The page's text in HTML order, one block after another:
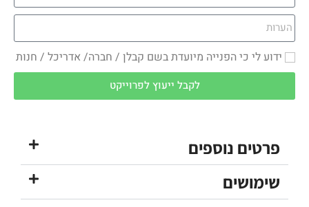
ידוע לי כי הפנייה מיועדת בשם קבלן / חברה/ אדריכל / חנות
לקבל ייעוץ לפרוייקט
פרטים נוספים
שימושים